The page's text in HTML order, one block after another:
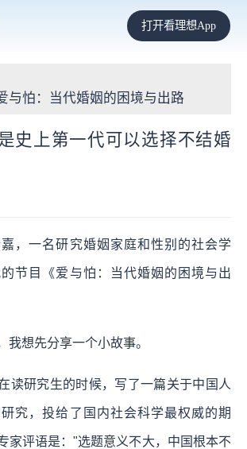
打开看理想App
与怕：当代婚姻的困境与出路
史上第一代可以选择不结婚
，一名研究婚姻家庭和性别的社会学
节目《爱与怕：当代婚姻的困境与出
我想先分享一个小故事。
读研究生的时候，写了一篇关于中国人
究，投给了国内社会科学最权威的期
家评语是："选题意义不大，中国根本不